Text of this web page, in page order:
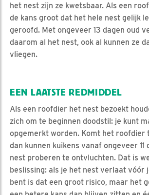
het nest zijn ze kwetsbaar. Als een
de kans groot dat het hele nest gelijk
geroofd. Met ongeveer 13 dagen oud
daarom al het nest, ook al kunnen ze
vliegen.
EEN LAATSTE REDMIDDEL
Als een roofdier het nest bezoekt
zich om te beginnen doodstil: je kunt
opgemerkt worden. Komt het roofdier
dan kunnen kuikens vanaf ongeveer 11
nest proberen te ontvluchten. Dat is
beslissing: als je het nest verlaat vóór
bent is dat een groot risico, maar het